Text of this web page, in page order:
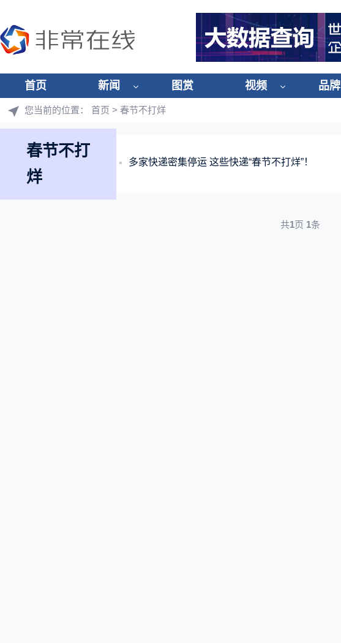
首页 新闻 图赏 视频 品牌
您当前的位置： 首页 > 春节不打烊
春节不打
烊
多家快递密集停运 这些快递“春节不打烊”！
共1页 1条